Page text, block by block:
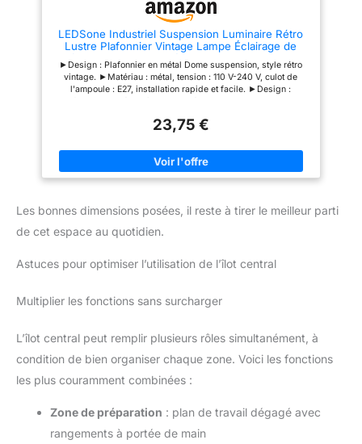
LEDSone Industriel Suspension Luminaire Rétro
Lustre Plafonnier Vintage Lampe Éclairage de
Chambre Cuisine Bar Couloir (Blanc) (Noir)
►Design : Plafonnier en métal Dome suspension, style rétro
vintage. ►Matériau : métal, tension : 110 V-240 V, culot de
l'ampoule : E27, installation rapide et facile. ►Design :
►Apparence attrayante et tendance dans votre kit de montage
suspendus mesurent 95 cm, la longueur réglable le rend
adapté à différentes utilisations enviro
23,75 €
Les bonnes dimensions posées, il reste à tirer le meilleur parti
de cet espace au quotidien.
Astuces pour optimiser l’utilisation de l’îlot central
Multiplier les fonctions sans surcharger
L’îlot central peut remplir plusieurs rôles simultanément, à
condition de bien organiser chaque zone. Voici les fonctions
les plus couramment combinées :
Zone de préparation : plan de travail dégagé avec
rangements à portée de main